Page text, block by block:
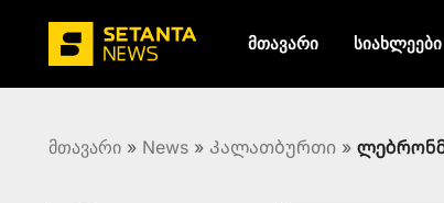
მთავარი სიახლეები
მთავარი » News » Კალათბურთი »